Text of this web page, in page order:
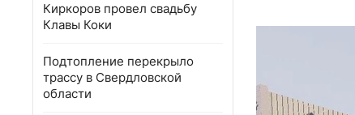
Киркоров провел свадьбу
Клавы Коки
Подтопление перекрыло
трассу в Свердловской
области